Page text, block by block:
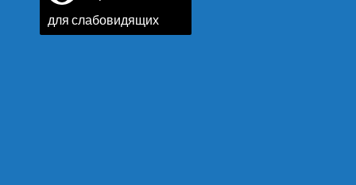
для слабовидящих